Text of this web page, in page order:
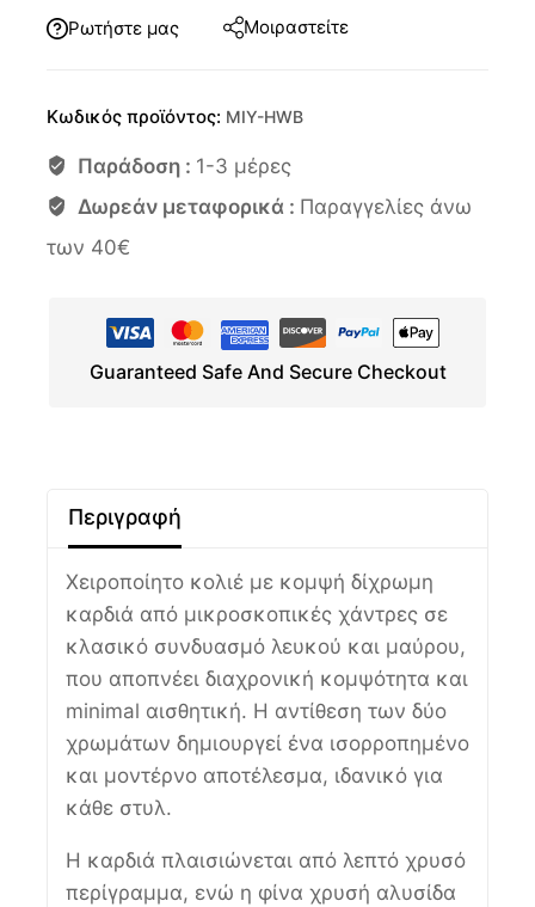
Ρωτήστε μας
Μοιραστείτε
Κωδικός προϊόντος: MIY-HWB
Παράδοση : 1-3 μέρες
Δωρεάν μεταφορικά : Παραγγελίες άνω
των 40€
Guaranteed Safe And Secure Checkout
Περιγραφή
Χειροποίητο κολιέ με κομψή δίχρωμη
καρδιά από μικροσκοπικές χάντρες σε
κλασικό συνδυασμό λευκού και μαύρου,
που αποπνέει διαχρονική κομψότητα και
minimal αισθητική. Η αντίθεση των δύο
χρωμάτων δημιουργεί ένα ισορροπημένο
και μοντέρνο αποτέλεσμα, ιδανικό για
κάθε στυλ.
Η καρδιά πλαισιώνεται από λεπτό χρυσό
περίγραμμα, ενώ η φίνα χρυσή αλυσίδα